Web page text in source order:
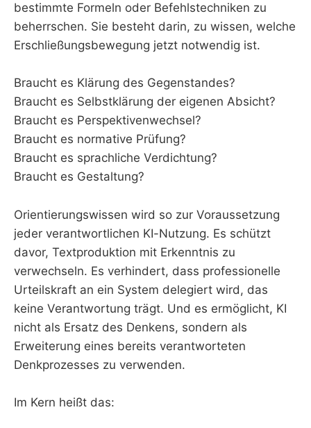
bestimmte Formeln oder Befehlstechniken zu
beherrschen. Sie besteht darin, zu wissen, welche
Erschließungsbewegung jetzt notwendig ist.
Braucht es Klärung des Gegenstandes?
Braucht es Selbstklärung der eigenen Absicht?
Braucht es Perspektivenwechsel?
Braucht es normative Prüfung?
Braucht es sprachliche Verdichtung?
Braucht es Gestaltung?
Orientierungswissen wird so zur Voraussetzung
jeder verantwortlichen KI-Nutzung. Es schützt
davor, Textproduktion mit Erkenntnis zu
verwechseln. Es verhindert, dass professionelle
Urteilskraft an ein System delegiert wird, das
keine Verantwortung trägt. Und es ermöglicht, KI
nicht als Ersatz des Denkens, sondern als
Erweiterung eines bereits verantworteten
Denkprozesses zu verwenden.
Im Kern heißt das: